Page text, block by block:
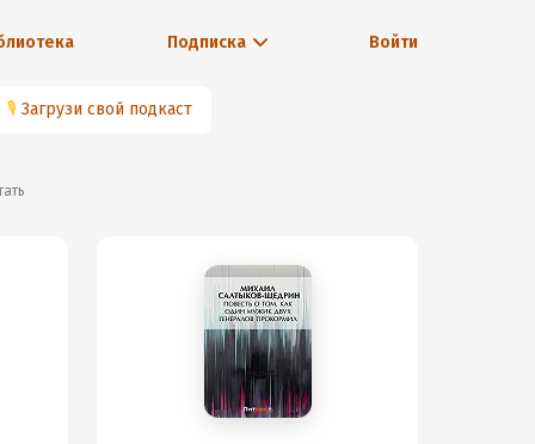
Подписка Войти
🎙 Загрузи свой подкаст